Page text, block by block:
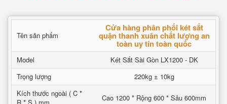
Tên sản phẩm
Cửa hàng phân phối két sắt
quận thanh xuân chất lượng an
toàn uy tín toàn quốc
Model
Két Sắt Sài Gòn LX1200 - DK
Trọng lượng
220kg ± 10kg
Kích thước ngoài ( C *
Cao 1200 * Rộng 600 * Sâu 600mm